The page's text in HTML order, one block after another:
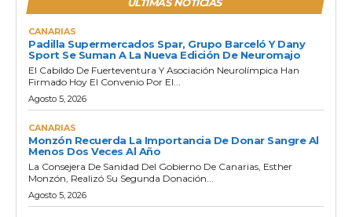
CANARIAS
Padilla Supermercados Spar, Grupo Barceló Y Dany
Sport Se Suman A La Nueva Edición De Neuromajo
El Cabildo De Fuerteventura Y Asociación Neurolímpica Han
Firmado Hoy El Convenio Por El...
Agosto 5, 2026
CANARIAS
Monzón Recuerda La Importancia De Donar Sangre Al
Menos Dos Veces Al Año
La Consejera De Sanidad Del Gobierno De Canarias, Esther
Monzón, Realizó Su Segunda Donación...
Agosto 5, 2026